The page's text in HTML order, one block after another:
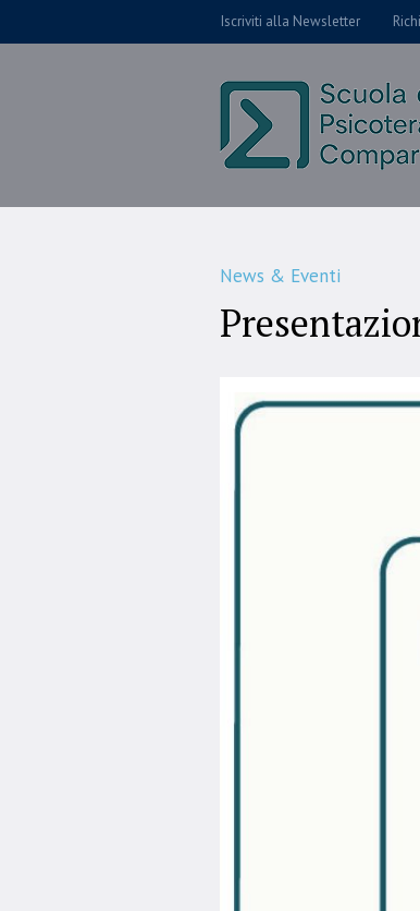
Iscriviti alla Newsletter
News & Eventi